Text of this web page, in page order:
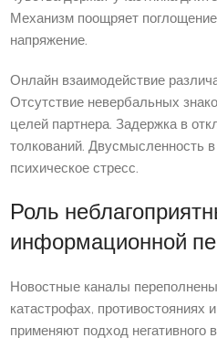
Механизм поощряет
напряжение.
Онлайн взаимодействие
Отсутствие невербальных
целей партнера. Задержка в
толкований. Двусмысленность
психическое стресс.
Роль
информационной
Новостные каналы
катастрофах,
применяют подход